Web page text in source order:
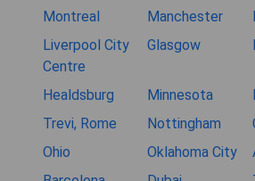
Montreal Manchester
Liverpool City
Centre
Glasgow
Healdsburg Minnesota
Trevi, Rome
Nottingham
Ohio
Oklahoma City